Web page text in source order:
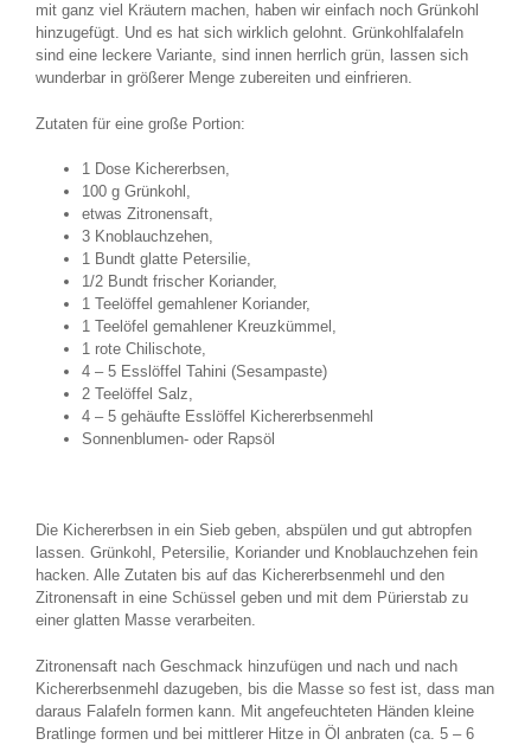
mit ganz viel Kräutern machen, haben wir einfach noch Grünkohl
hinzugefügt. Und es hat sich wirklich gelohnt. Grünkohlfalafeln
sind eine leckere Variante, sind innen herrlich grün, lassen sich
wunderbar in größerer Menge zubereiten und einfrieren.
Zutaten für eine große Portion:
1 Dose Kichererbsen,
100 g Grünkohl,
etwas Zitronensaft,
3 Knoblauchzehen,
1 Bundt glatte Petersilie,
1/2 Bundt frischer Koriander,
1 Teelöffel gemahlener Koriander,
1 Teelöfel gemahlener Kreuzkümmel,
1 rote Chilischote,
4 – 5 Esslöffel Tahini (Sesampaste)
2 Teelöffel Salz,
4 – 5 gehäufte Esslöffel Kichererbsenmehl
Sonnenblumen- oder Rapsöl
Die Kichererbsen in ein Sieb geben, abspülen und gut abtropfen
lassen. Grünkohl, Petersilie, Koriander und Knoblauchzehen fein
hacken. Alle Zutaten bis auf das Kichererbsenmehl und den
Zitronensaft in eine Schüssel geben und mit dem Pürierstab zu
einer glatten Masse verarbeiten.
Zitronensaft nach Geschmack hinzufügen und nach und nach
Kichererbsenmehl dazugeben, bis die Masse so fest ist, dass man
daraus Falafeln formen kann. Mit angefeuchteten Händen kleine
Bratlinge formen und bei mittlerer Hitze in Öl anbraten (ca. 5 – 6